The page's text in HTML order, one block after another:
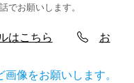
でお願いします。
はこちら
お
像をお願いします。